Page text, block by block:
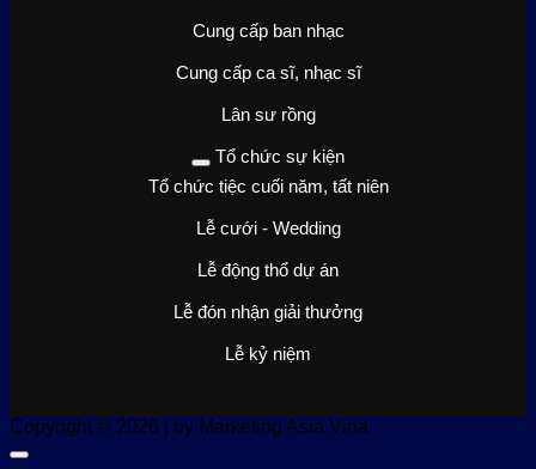
Cung cấp ban nhạc
Cung cấp ca sĩ, nhạc sĩ
Lân sư rồng
Tổ chức sự kiện
Tổ chức tiệc cuối năm, tất niên
Lễ cưới - Wedding
Lễ động thổ dự án
Lễ đón nhận giải thưởng
Lễ kỷ niệm
Copyright © 2026 | by Marketing Asia Vina